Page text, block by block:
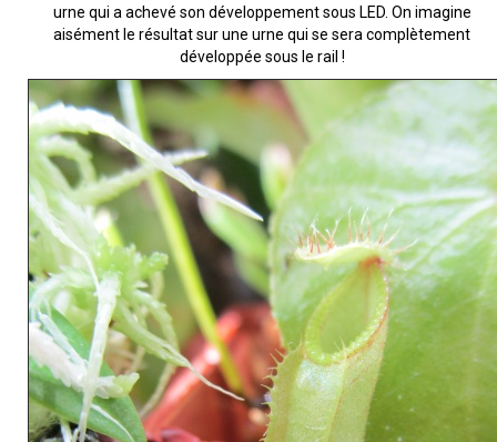
urne qui a achevé son développement sous LED. On imagine
aisément le résultat sur une urne qui se sera complètement
développée sous le rail !